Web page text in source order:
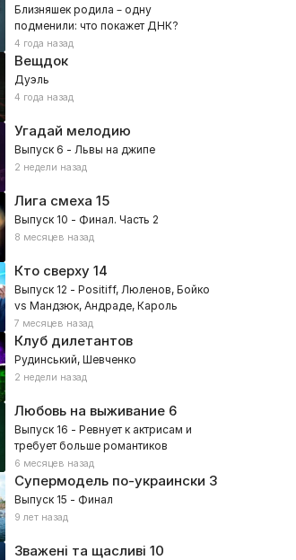
Близняшек родила – одну
подменили: что покажет ДНК?
4 года назад
Вещдок
Дуэль
4 года назад
Угадай мелодию
Выпуск 6 - Львы на джипе
2 недели назад
Лига смеха 15
Выпуск 10 - Финал. Часть 2
8 месяцев назад
Кто сверху14
Выпуск 12 - Positiff, Люленов, Бойко
vs Мандзюк, Андраде, Кароль
7 месяцев назад
Клуб дилетантов
Рудинський, Шевченко
2 недели назад
Любовь на выживание6
Выпуск 16 - Ревнует к актрисам и
требует больше романтиков
6 месяцев назад
Супермодель по-украински 3
Выпуск 15 - Финал
9 лет назад
Зважені та щасливі 10
Советы, Социальные